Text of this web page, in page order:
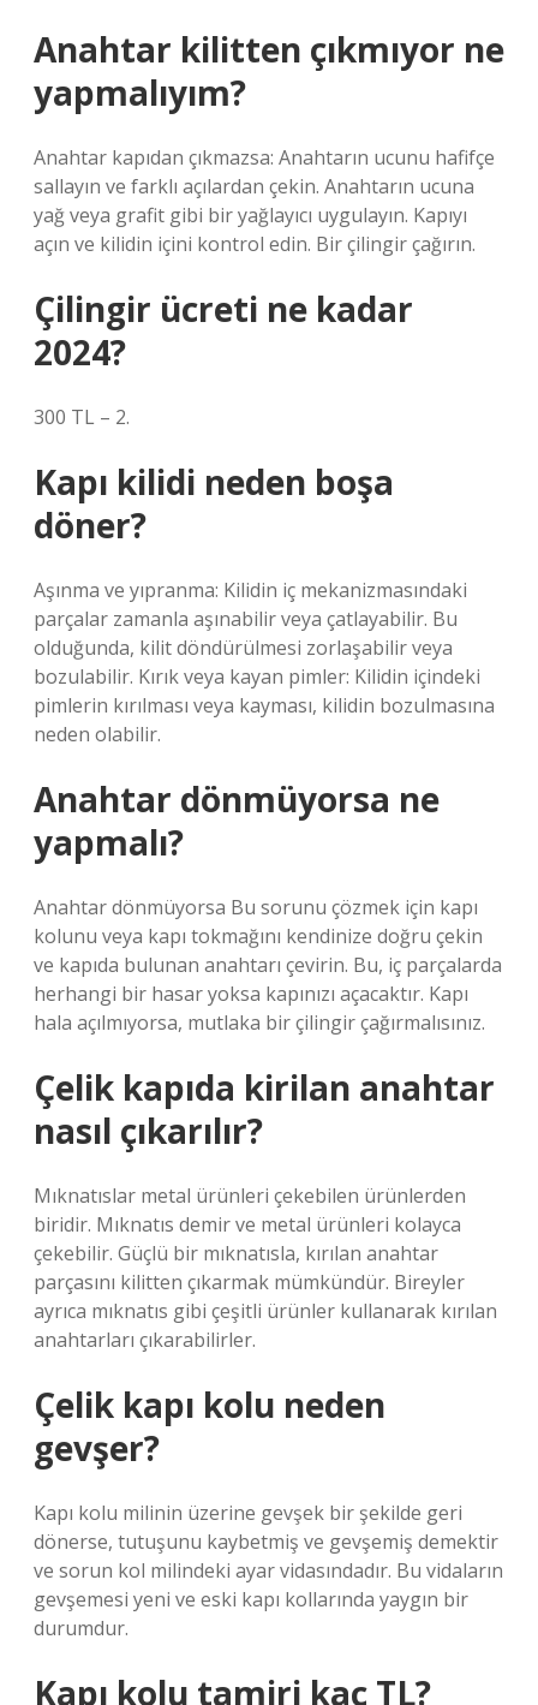
Anahtar kilitten çıkmıyor ne
yapmalıyım?
Anahtar kapıdan çıkmazsa: Anahtarın ucunu hafifçe
sallayın ve farklı açılardan çekin. Anahtarın ucuna
yağ veya grafit gibi bir yağlayıcı uygulayın. Kapıyı
açın ve kilidin içini kontrol edin. Bir çilingir çağırın.
Çilingir ücreti ne kadar
2024?
300 TL – 2.
Kapı kilidi neden boşa
döner?
Aşınma ve yıpranma: Kilidin iç mekanizmasındaki
parçalar zamanla aşınabilir veya çatlayabilir. Bu
olduğunda, kilit döndürülmesi zorlaşabilir veya
bozulabilir. Kırık veya kayan pimler: Kilidin içindeki
pimlerin kırılması veya kayması, kilidin bozulmasına
neden olabilir.
Anahtar dönmüyorsa ne
yapmalı?
Anahtar dönmüyorsa Bu sorunu çözmek için kapı
kolunu veya kapı tokmağını kendinize doğru çekin
ve kapıda bulunan anahtarı çevirin. Bu, iç parçalarda
herhangi bir hasar yoksa kapınızı açacaktır. Kapı
hala açılmıyorsa, mutlaka bir çilingir çağırmalısınız.
Çelik kapıda kirilan anahtar
nasıl çıkarılır?
Mıknatıslar metal ürünleri çekebilen ürünlerden
biridir. Mıknatıs demir ve metal ürünleri kolayca
çekebilir. Güçlü bir mıknatısla, kırılan anahtar
parçasını kilitten çıkarmak mümkündür. Bireyler
ayrıca mıknatıs gibi çeşitli ürünler kullanarak kırılan
anahtarları çıkarabilirler.
Çelik kapı kolu neden
gevşer?
Kapı kolu milinin üzerine gevşek bir şekilde geri
dönerse, tutuşunu kaybetmiş ve gevşemiş demektir
ve sorun kol milindeki ayar vidasındadır. Bu vidaların
gevşemesi yeni ve eski kapı kollarında yaygın bir
durumdur.
Kapı kolu tamiri kaç TL?